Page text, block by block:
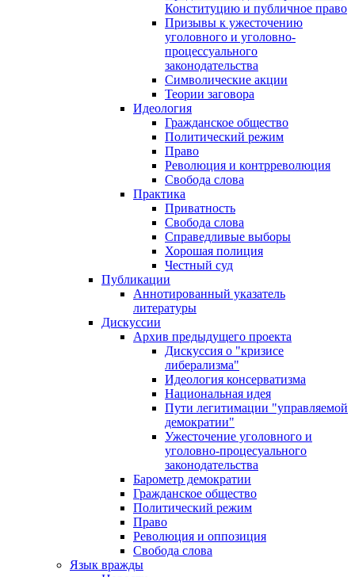
Конституцию и публичное право
Призывы к ужесточению
уголовного и уголовно-
процессуального
законодательства
Символические акции
Теории заговора
Идеология
Гражданское общество
Политический режим
Право
Революция и контрреволюция
Свобода слова
Практика
Приватность
Свобода слова
Справедливые выборы
Хорошая полиция
Честный суд
Публикации
Аннотированный указатель
литературы
Дискуссии
Архив предыдущего проекта
Дискуссия о "кризисе
либерализма"
Идеология консерватизма
Национальная идея
Пути легитимации "управляемой
демократии"
Ужесточение уголовного и
уголовно-процесуального
законодательства
Барометр демократии
Гражданское общество
Политический режим
Право
Революция и оппозиция
Свобода слова
Язык вражды